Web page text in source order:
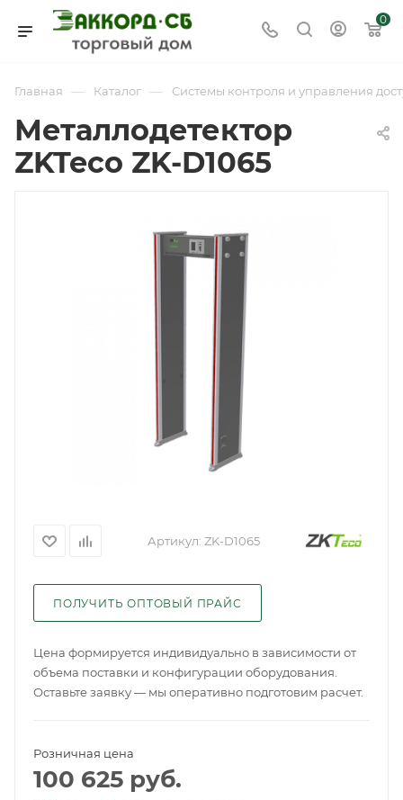
0
Главная — Каталог — Системы контроля и управления
Металлодетектор
ZKTeco ZK-D1065
Артикул: ZK-D1065
ПОЛУЧИТЬ ОПТОВЫЙ ПРАЙС
Цена формируется индивидуально в зависимости от
объема поставки и конфигурации оборудования.
Оставьте заявку — мы оперативно подготовим расчет.
Розничная цена
100 625 руб.